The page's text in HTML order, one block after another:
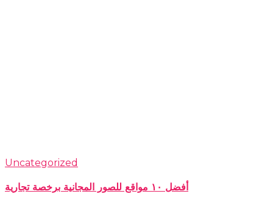
Uncategorized
أفضل ١٠ مواقع للصور المجانية برخصة تجارية